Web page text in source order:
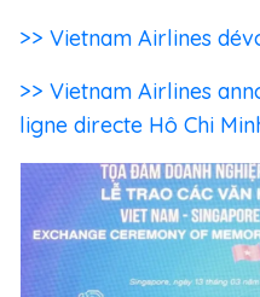
>> Vietnam Airlines
>> Vietnam Airlines
ligne directe Hô Chi